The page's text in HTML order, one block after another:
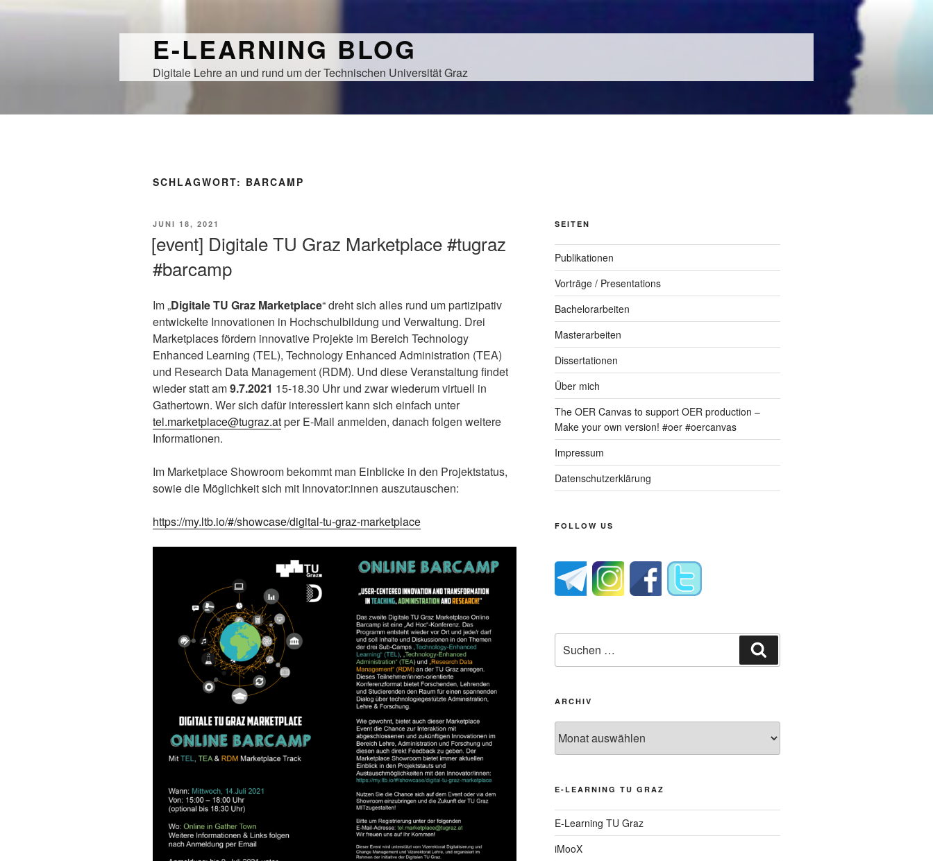
E-LEARNING BLOG
Digitale Lehre an und rund um der Technischen Universität Graz
SCHLAGWORT: BARCAMP
VERÖFFENTLICHT
JUNI 18, 2021
[event] Digitale TU Graz Marketplace #tugraz
#barcamp
Im „Digitale TU Graz Marketplace“ dreht sich alles rund um partizipativ
entwickelte Innovationen in Hochschulbildung und Verwaltung. Drei
Marketplaces fördern innovative Projekte im Bereich Technology
Enhanced Learning (TEL), Technology Enhanced Administration (TEA)
und Research Data Management (RDM). Und diese Veranstaltung findet
wieder statt am9.7.2021 15-18.30 Uhr und zwar wiederum virtuell in
Gathertown. Wer sich dafür interessiert kann sich einfach unter
tel.marketplace@tugraz.atper E-Mail anmelden, danach folgen weitere
Informationen.
Im Marketplace Showroom bekommt man Einblicke in den Projektstatus,
sowie die Möglichkeit sich mit Innovator:innen auszutauschen:
https://my.ltb.io/#/showcase/digital-tu-graz-marketplace
SEITEN
Publikationen
Vorträge / Presentations
Bachelorarbeiten
Masterarbeiten
Dissertationen
Über mich
The OER Canvas to support OER production –
Make your own version! #oer #oercanvas
Impressum
Datenschutzerklärung
FOLLOW US
nach:
ARCHIV
E-LEARNING TU GRAZ
E-Learning TU Graz
iMooX